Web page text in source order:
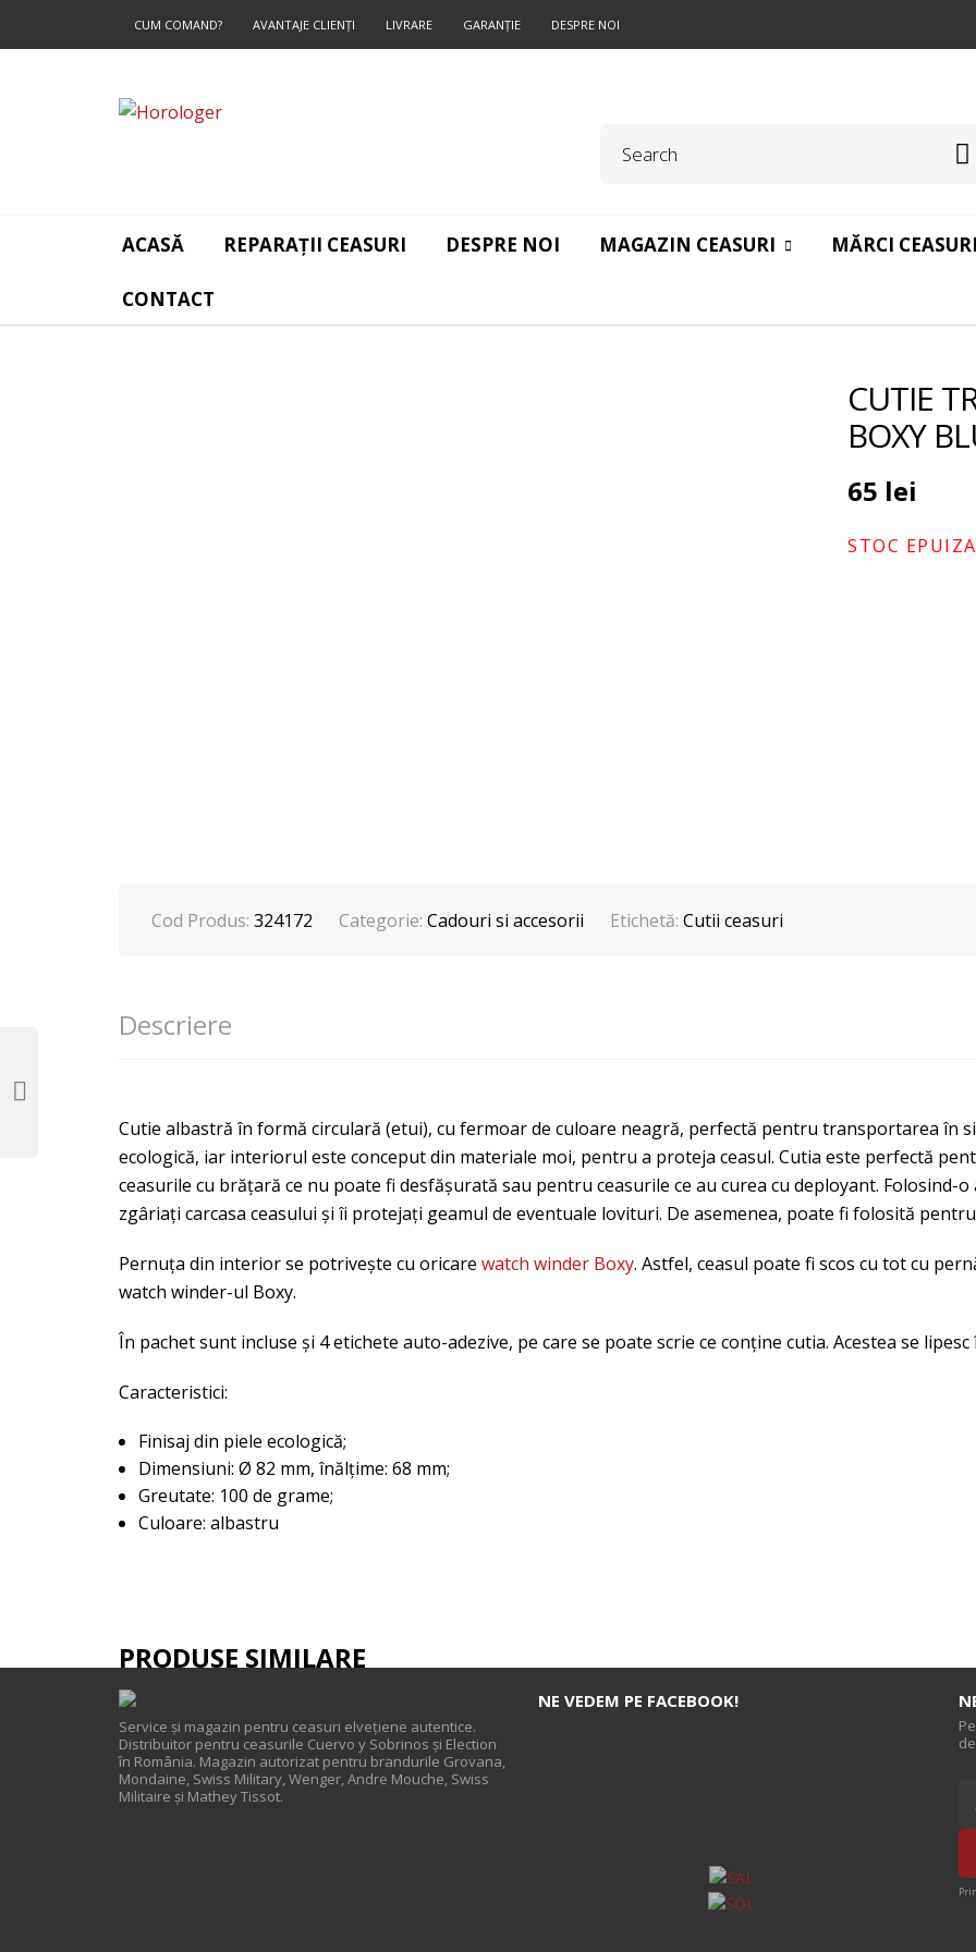
CUM COMAND? AVANTAJE CLIENŢI LIVRARE GARANŢIE DESPRE NOI
ACASĂ REPARAȚII CEASURI DESPRE NOI MAGAZIN CEASURI MĂRCI
CONTACT
CUTIE
BOXY
65 lei
STOC
Cod Produs:324172 Categorie:Cadouri si accesorii Etichetă:Cutii ceasuri
Descriere
Cutie albastră în formă circulară (etui), cu fermoar de culoare neagră, perfectă pentru transportarea în
ecologică, iar interiorul este conceput din materiale moi, pentru a proteja ceasul. Cutia este perfectă
ceasurile cu brățară ce nu poate fi desfășurată sau pentru ceasurile ce au curea cu deployant. Folosind-
zgâriați carcasa ceasului și îi protejați geamul de eventuale lovituri. De asemenea, poate fi folosită
Pernuța din interior se potrivește cu oricarewatch winder Boxy. Astfel, ceasul poate fi scos cu tot cu
watch winder-ul Boxy.
În pachet sunt incluse și 4 etichete auto-adezive, pe care se poate scrie ce conține cutia. Acestea se
Caracteristici:
Finisaj din piele ecologică;
Dimensiuni: Ø 82 mm, înălțime: 68 mm;
Greutate: 100 de grame;
Culoare: albastru
PRODUSE SIMILARE
Service și magazin pentru ceasuri elveţiene autentice.
Distribuitor pentru ceasurile Cuervo y Sobrinos și Election
în România. Magazin autorizat pentru brandurile Grovana,
Mondaine, Swiss Military, Wenger, Andre Mouche, Swiss
Militaire și Mathey Tissot.
NE VEDEM PE FACEBOOK!